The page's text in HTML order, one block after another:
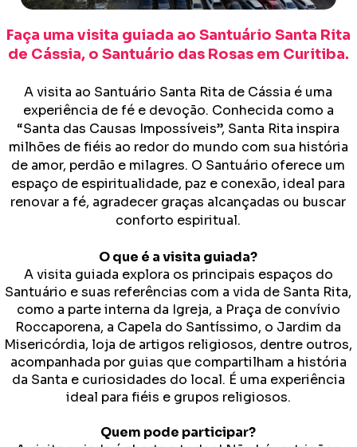
Faça uma visita guiada ao Santuário Santa Rita
de Cássia, o Santuário das Rosas em Curitiba.
A visita ao Santuário Santa Rita de Cássia é uma
experiência de fé e devoção. Conhecida como a
“Santa das Causas Impossíveis”, Santa Rita inspira
milhões de fiéis ao redor do mundo com sua história
de amor, perdão e milagres. O Santuário oferece um
espaço de espiritualidade, paz e conexão, ideal para
renovar a fé, agradecer graças alcançadas ou buscar
conforto espiritual.
O que é a visita guiada?
A visita guiada explora os principais espaços do
Santuário e suas referências com a vida de Santa Rita,
como a parte interna da Igreja, a Praça de convívio
Roccaporena, a Capela do Santíssimo, o Jardim da
Misericórdia, loja de artigos religiosos, dentre outros,
acompanhada por guias que compartilham a história
da Santa e curiosidades do local. É uma experiência
ideal para fiéis e grupos religiosos.
Quem pode participar?